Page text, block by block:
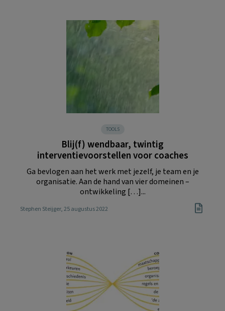
TOOLS
Blij(f) wendbaar, twintig
interventievoorstellen voor coaches
Ga bevlogen aan het werk met jezelf, je team en je
organisatie. Aan de hand van vier domeinen –
ontwikkeling […]...
Stephen Steijger, 25 augustus 2022